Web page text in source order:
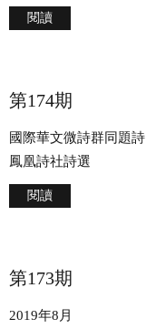
閱讀
第174期
國際華文微詩群同題詩
鳳凰詩社詩選
閱讀
第173期
2019年8月